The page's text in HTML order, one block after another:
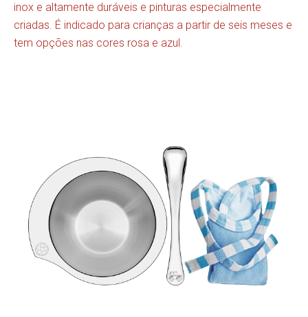
inox e altamente duráveis e pinturas especialmente
criadas. É indicado para crianças a partir de seis meses e
tem opções nas cores rosa e azul.